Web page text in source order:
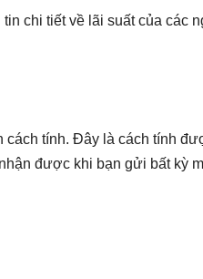
chi tiết về lãi suất của các
tính. Đây là cách tính
được khi bạn gửi bất kỳ